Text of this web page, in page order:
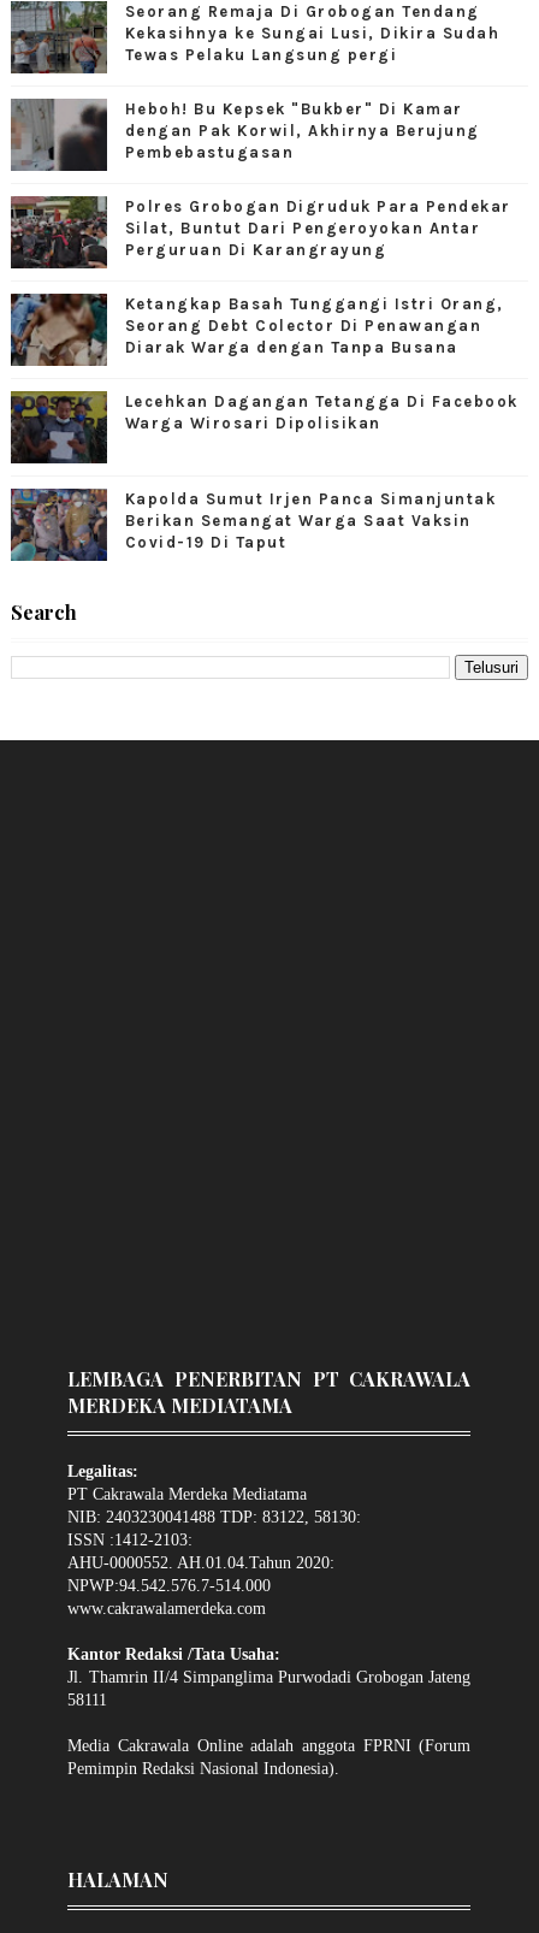
Seorang Remaja Di Grobogan Tendang
Kekasihnya ke Sungai Lusi, Dikira Sudah
Tewas Pelaku Langsung pergi
Heboh! Bu Kepsek "Bukber" Di Kamar
dengan Pak Korwil, Akhirnya Berujung
Pembebastugasan
Polres Grobogan Digruduk Para Pendekar
Silat, Buntut Dari Pengeroyokan Antar
Perguruan Di Karangrayung
Ketangkap Basah Tunggangi Istri Orang,
Seorang Debt Colector Di Penawangan
Diarak Warga dengan Tanpa Busana
Lecehkan Dagangan Tetangga Di Facebook
Warga Wirosari Dipolisikan
Kapolda Sumut Irjen Panca Simanjuntak
Berikan Semangat Warga Saat Vaksin
Covid-19 Di Taput
Search
LEMBAGA PENERBITAN PT CAKRAWALA
MERDEKA MEDIATAMA
Legalitas:
PT Cakrawala Merdeka Mediatama
NIB: 2403230041488 TDP: 83122, 58130:
ISSN :1412-2103:
AHU-0000552. AH.01.04.Tahun 2020:
NPWP:94.542.576.7-514.000
www.cakrawalamerdeka.com
Kantor Redaksi /Tata Usaha:
Jl. Thamrin II/4 Simpanglima Purwodadi Grobogan Jateng
58111
Media Cakrawala Online adalah anggota FPRNI (Forum
Pemimpin Redaksi Nasional Indonesia).
HALAMAN